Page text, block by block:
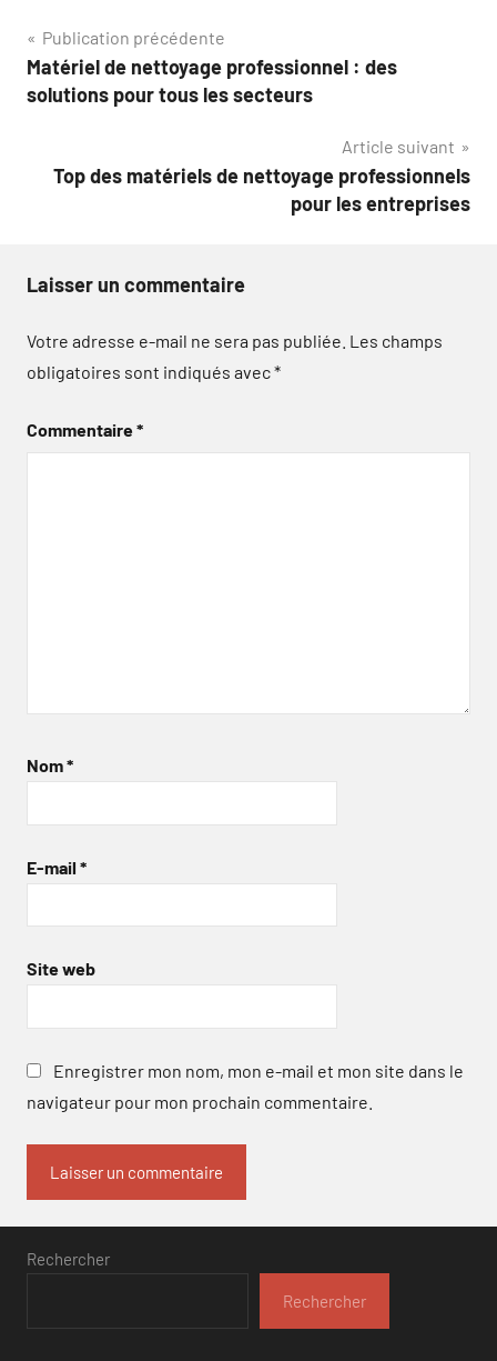
Navigation
de
Publication précédente
Matériel de nettoyage professionnel : des
solutions pour tous les secteurs
Article suivant
Top des matériels de nettoyage professionnels
pour les entreprises
Laisser un commentaire
Votre adresse e-mail ne sera pas publiée. Les champs
obligatoires sont indiqués avec*
Commentaire*
Nom*
E-mail *
Site web
Enregistrer mon nom, mon e-mail et mon site dans le
navigateur pour mon prochain commentaire.
Rechercher
Rechercher